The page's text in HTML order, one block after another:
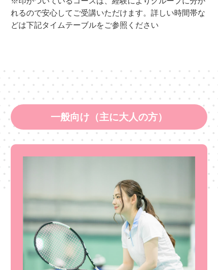
れるので安心してご受講いただけます。詳しい時間帯な
どは下記タイムテーブルをご参照ください
一般向け（主に大人の方）